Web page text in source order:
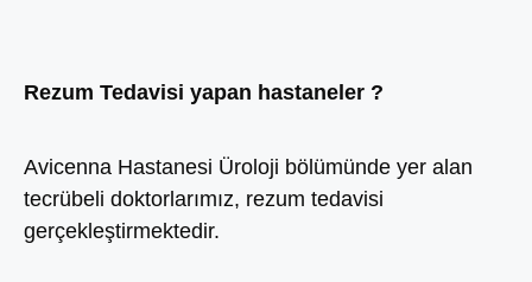
Rezum Tedavisi yapan hastaneler ?
Avicenna Hastanesi Üroloji bölümünde yer alan
tecrübeli doktorlarımız, rezum tedavisi
gerçekleştirmektedir.